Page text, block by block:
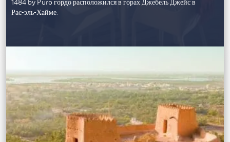
Рас-эль-Хайме.